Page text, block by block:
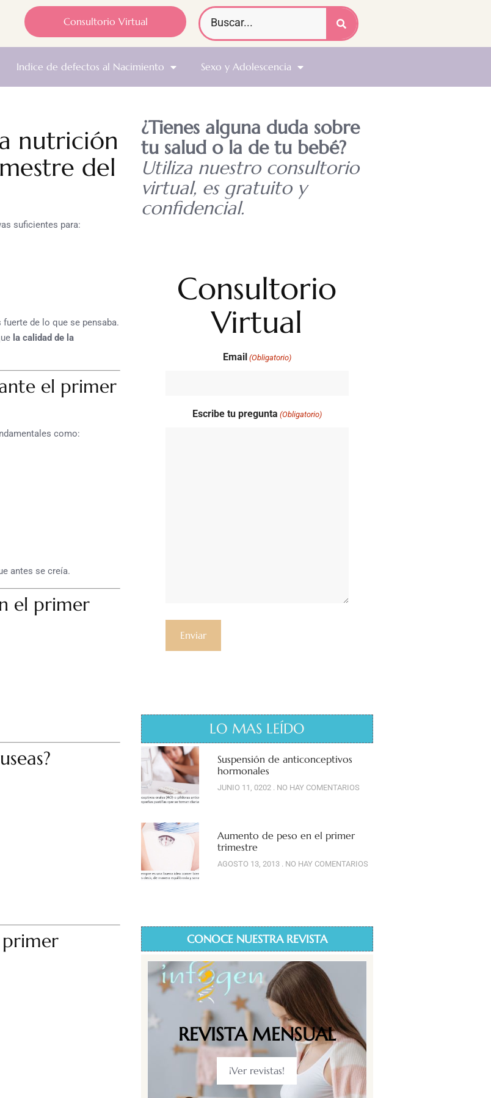
Consultorio Virtual
Indice de defectos al Nacimiento Sexo y Adolescencia
nutrición
del
suficientes para:
de lo que se pensaba.
la calidad de la
el primer
como:
antes se creía.
el primer
primer
¿Tienes alguna duda sobre
tu salud o la de tu bebé?
Utiliza nuestro consultorio
virtual, es gratuito y
confidencial.
Consultorio
Virtual
Email (Obligatorio)
Escribe tu pregunta (Obligatorio)
LO MAS LEÍDO
Suspensión de anticonceptivos
hormonales
JUNIO 11, 0202 NO HAY COMENTARIOS
Aumento de peso en el primer
trimestre
AGOSTO 13, 2013 NO HAY COMENTARIOS
CONOCE NUESTRA REVISTA
REVISTA MENSUAL
¡Ver revistas!